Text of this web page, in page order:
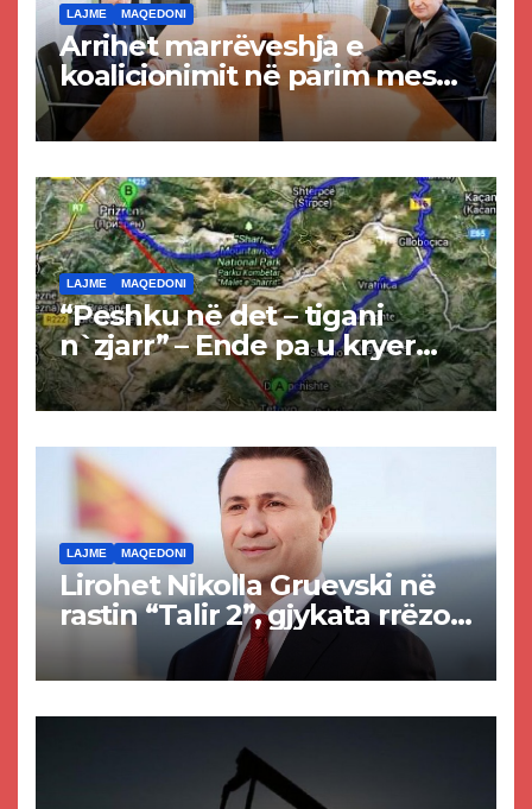
LAJME MAQEDONI
Arrihet marrëveshja e
koalicionimit në parim mes
Kurtit dhe Abdixhikut
LAJME MAQEDONI
“Peshku në det – tigani
n`zjarr” – Ende pa u kryer
projekti i tunelit, komuna e
Tetovës nis punimet për
LAJME MAQEDONI
Lirohet Nikolla Gruevski në
rastin “Talir 2”, gjykata rrëzon
akuzat për ndërtimin e
paligjshëm të selisë së